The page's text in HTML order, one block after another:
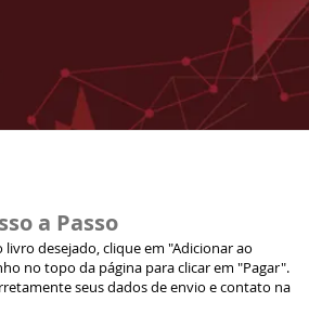
a Passo
livro desejado, clique em "Adicionar ao
no topo da página para clicar em "Pagar".
seus dados de envio e contato na